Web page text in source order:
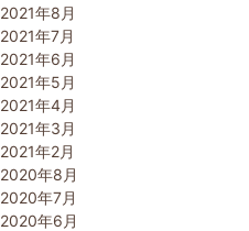
2021年8月
2021年7月
2021年6月
2021年5月
2021年4月
2021年3月
2021年2月
2020年8月
2020年7月
2020年6月